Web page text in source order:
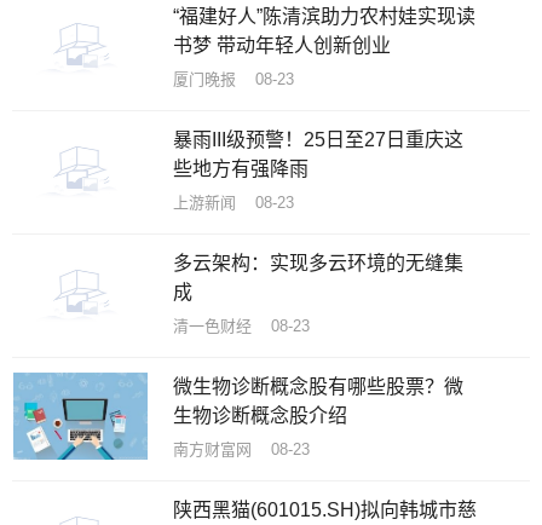
“福建好人”陈清滨助力农村娃实现读
书梦 带动年轻人创新创业
厦门晚报 08-23
暴雨III级预警！25日至27日重庆这
些地方有强降雨
上游新闻 08-23
多云架构：实现多云环境的无缝集
成
清一色财经 08-23
微生物诊断概念股有哪些股票？微
生物诊断概念股介绍
南方财富网 08-23
陕西黑猫(601015.SH)拟向韩城市慈